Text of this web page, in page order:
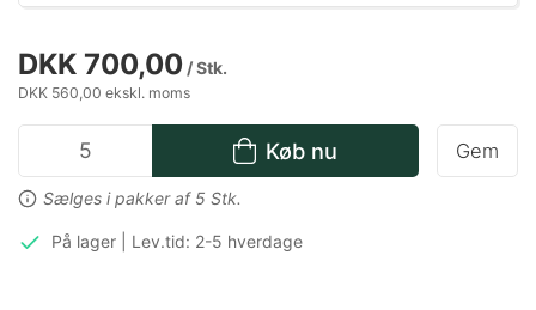
DKK 700,00 / Stk.
DKK 560,00 ekskl. moms
Køb nu
Sælges i pakker af 5 Stk.
Gem
På lager | Lev.tid: 2-5 hverdage